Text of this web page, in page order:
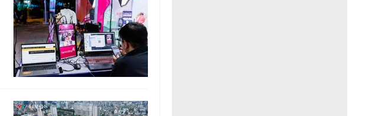
Infographic
Góc ảnh
Công nghệ
Hitech Công nghệ tương lai